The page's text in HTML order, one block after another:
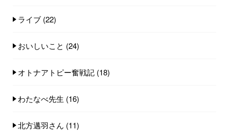
ライブ (22)
おいしいこと (24)
オトナアトピー奮戦記 (18)
わたなべ先生 (16)
北方邁羽さん (11)